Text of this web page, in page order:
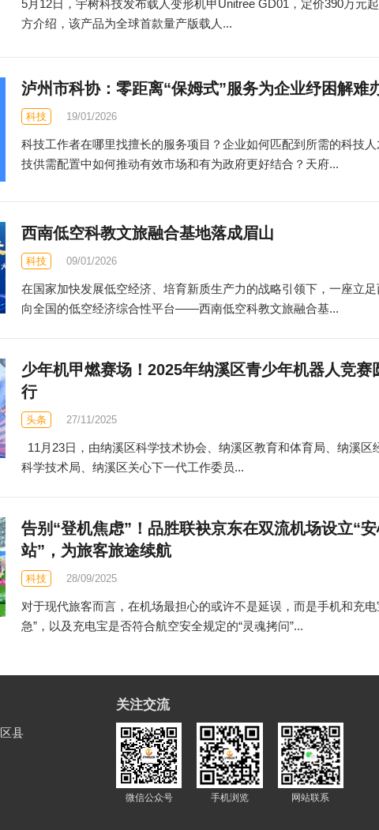
5月12日，宇树科技发布载人变形机甲Unitree GD01，定价390万元
方介绍，该产品为全球首款量产版载人...
泸州市科协：零距离“保姆式”服务为企业纾困解难
科技 19/01/2026
科技工作者在哪里找擅长的服务项目？企业如何匹配到所需的科技
技供需配置中如何推动有效市场和有为政府更好结合？天府...
西南低空科教文旅融合基地落成眉山
科技 09/01/2026
在国家加快发展低空经济、培育新质生产力的战略引领下，一座立
向全国的低空经济综合性平台——西南低空科教文旅融合基...
少年机甲燃赛场！2025年纳溪区青少年机器人竞赛
行
头条 27/11/2025
11月23日，由纳溪区科学技术协会、纳溪区教育和体育局、纳溪区
科学技术局、纳溪区关心下一代工作委员...
告别“登机焦虑”！品胜联袂京东在双流机场设立“
站”，为旅客旅途续航
科技 28/09/2025
对于现代旅客而言，在机场最担心的或许不是延误，而是手机和充电
急”，以及充电宝是否符合航空安全规定的“灵魂拷问”...
区县
关注交流
微信公众号 手机浏览 网站联系